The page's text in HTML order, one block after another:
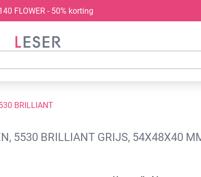
FLOWER - 50% korting
BRILLIANT
5530 BRILLIANT GRIJS, 54X48X40